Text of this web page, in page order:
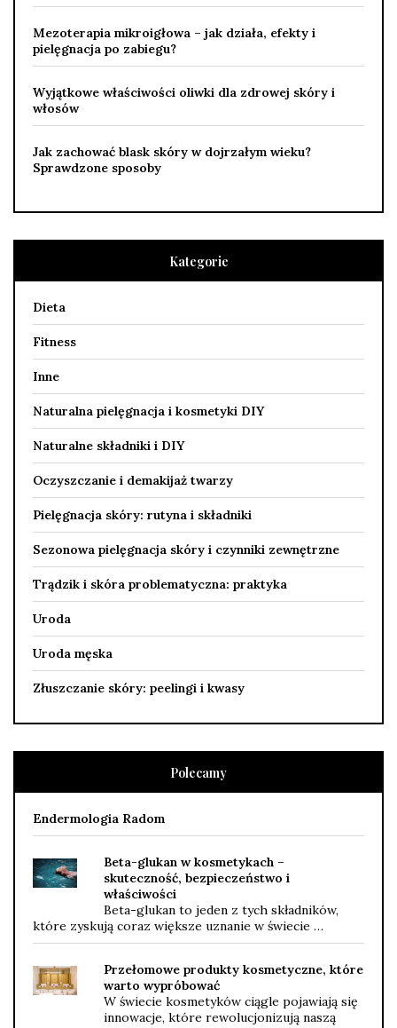
Mezoterapia mikroigłowa – jak działa, efekty i
pielęgnacja po zabiegu?
Wyjątkowe właściwości oliwki dla zdrowej skóry i
włosów
Jak zachować blask skóry w dojrzałym wieku?
Sprawdzone sposoby
Kategorie
Dieta
Fitness
Inne
Naturalna pielęgnacja i kosmetyki DIY
Naturalne składniki i DIY
Oczyszczanie i demakijaż twarzy
Pielęgnacja skóry: rutyna i składniki
Sezonowa pielęgnacja skóry i czynniki zewnętrzne
Trądzik i skóra problematyczna: praktyka
Uroda
Uroda męska
Złuszczanie skóry: peelingi i kwasy
Polecamy
Endermologia Radom
Beta-glukan w kosmetykach –
skuteczność, bezpieczeństwo i
właściwości
Beta-glukan to jeden z tych składników,
które zyskują coraz większe uznanie w świecie …
Przełomowe produkty kosmetyczne, które
warto wypróbować
W świecie kosmetyków ciągle pojawiają się
innowacje, które rewolucjonizują naszą